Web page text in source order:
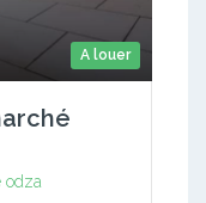
A louer
odza